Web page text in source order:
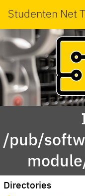
Studenten Net
/pub/
Directories